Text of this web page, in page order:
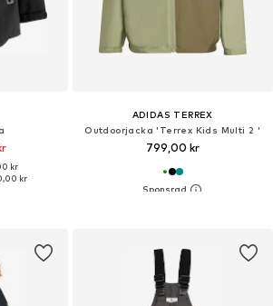
kr
kr
ADIDAS TERREX
Outdoorjacka 'Terrex Kids Multi 2 '
799,00 kr